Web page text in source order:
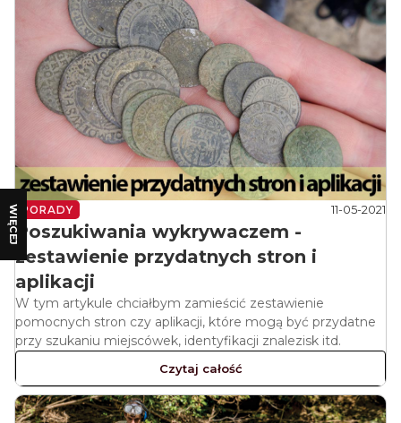
WIĘCEJ PORADY 11-05-2021
Poszukiwania wykrywaczem -
zestawienie przydatnych stron i
aplikacji
W tym artykule chciałbym zamieścić zestawienie
pomocnych stron czy aplikacji, które mogą być przydatne
przy szukaniu miejscówek, identyfikacji znalezisk itd.
Czytaj całość